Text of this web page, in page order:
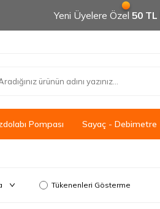
Yeni Üyelere Özel 50 TL
Pompası Sayaç - Debimetre
Tükenenleri Gösterme